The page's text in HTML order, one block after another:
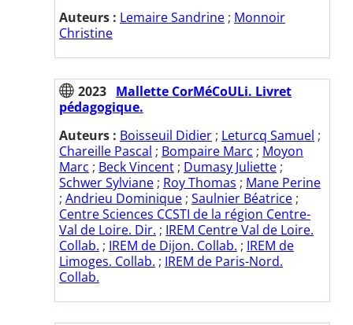
Auteurs : Lemaire Sandrine ; Monnoir
Christine
2023 Mallette CorMéCoULi. Livret
pédagogique.
Auteurs : Boisseuil Didier ; Leturcq Samuel ;
Chareille Pascal ; Bompaire Marc ; Moyon
Marc ; Beck Vincent ; Dumasy Juliette ;
Schwer Sylviane ; Roy Thomas ; Mane Perine
; Andrieu Dominique ; Saulnier Béatrice ;
Centre Sciences CCSTI de la région Centre-
Val de Loire. Dir. ; IREM Centre Val de Loire.
Collab. ; IREM de Dijon. Collab. ; IREM de
Limoges. Collab. ; IREM de Paris-Nord.
Collab.